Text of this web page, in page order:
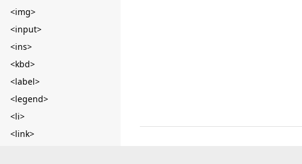
<img>
<input>
<ins>
<kbd>
<label>
<legend>
<li>
<link>